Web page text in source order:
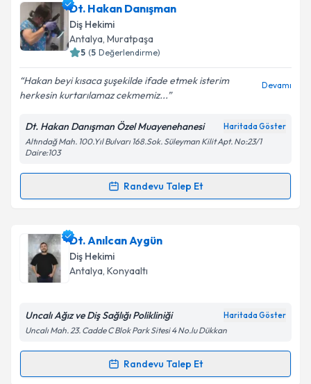
Dt. Engin Gökbayrakiçin randevu takvimi talebi
oluşturun. Size bu uzmandan randevu almanız için bir
takvim hazırlandığında e-posta ile bilgilendireceğiz.
Kişisel verilerimin işlenmesine ilişkin
Aydınlatma
Metni'ni okudum ve kişisel verilerimin belirtilen
Takvim Talebini Gönder
Dt. Hakan Danışman
Diş Hekimi
Antalya, Muratpaşa
5 (5 Değerlendirme)
Hakan beyi kısaca şuşekilde ifade etmek isterim
herkesin kurtarılamaz cekmemiz...
Devamı
Dt. Hakan Danışman Özel Muayenehanesi Haritada Göster
Altındağ Mah. 100.Yıl Bulvarı 168.Sok. Süleyman Kilit Apt. No:23/1
Daire:103
Randevu Talep Et
Randevu Takvimi Talebi
Dt. Hakan Danışmaniçin randevu takvimi talebi
oluşturun. Size bu uzmandan randevu almanız için bir
takvim hazırlandığında e-posta ile bilgilendireceğiz.
Kişisel verilerimin işlenmesine ilişkin
Metni'ni okudum ve kişisel verilerimin belirtilen
Dt. Anılcan Aygün
Diş Hekimi
Antalya, Konyaaltı
Uncalı Ağız ve Diş Sağlığı Polikliniği Haritada Göster
Uncalı Mah. 23. Cadde C Blok Park Sitesi 4 No.lu Dükkan
Randevu Talep Et
Randevu Takvimi Talebi